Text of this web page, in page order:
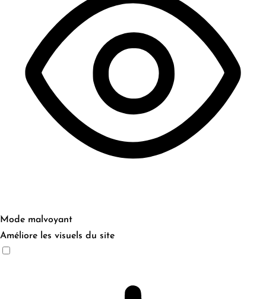
Mode malvoyant
Améliore les visuels du site